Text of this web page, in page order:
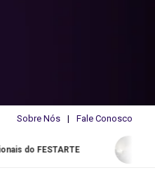
Sobre Nós Fale Conosco
Ucrânia. Pelo